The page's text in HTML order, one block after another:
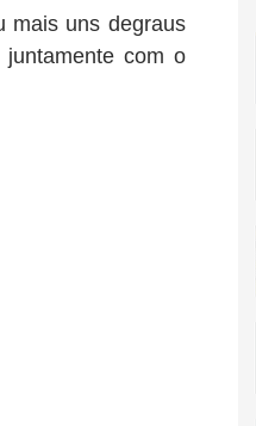
mais uns degraus
juntamente com o